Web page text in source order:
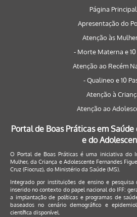
Página Principal
Apresentação do
Atenção às
- Morte Materna e 10
Atenção ao Recém
- Qualineo e 10
Atenção à
Atenção ao
Portal de Boas Práticas em
e do
O Portal de Boas Práticas é uma iniciativa do
Mulher, da Criança e Adolescente Fernandes
Cruz (Fiocruz), do Ministério da Saúde (MS).
Integrado por instituições de ensino e
inserido no contexto do papel nacional do IFF:
a implantação de políticas e programas de
baseados no cenário demográfico e
científica disponível.